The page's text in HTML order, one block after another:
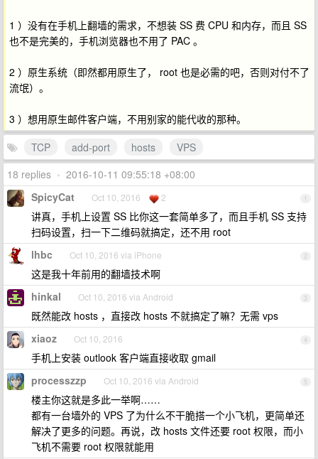
1 ）没有在手机上翻墙的需求，不想装 SS 费 CPU 和内存，而且 SS
也不是完美的，手机浏览器也不用了 PAC 。
2 ）原生系统（即然都用原生了， root 也是必需的吧，否则对付不了
流氓）。
3 ）想用原生邮件客户端，不用别家的能代收的那种。
TCP
add-port hosts
VPS
18 replies • 2016-10-11 09:55:18 +08:00
1
SpicyCat Oct 10, 2016 2
讲真，手机上设置 SS 比你这一套简单多了，而且手机 SS 支持
扫码设置，扫一下二维码就搞定，还不用 root
2
lhbc Oct 10, 2016 via iPhone
这是我十年前用的翻墙技术啊
3
hinkal Oct 10, 2016 via Android
既然能改 hosts ，直接改 hosts 不就搞定了嘛？无需 vps
4
xiaoz Oct 10, 2016
手机上安装 outlook 客户端直接收取 gmail
5
processzzp Oct 10, 2016 via Android
楼主你这就是多此一举啊……
都有一台墙外的 VPS 了为什么不干脆搭一个小飞机，更简单还
解决了更多的问题。再说，改 hosts 文件还要 root 权限，而小
飞机不需要 root 权限就能用